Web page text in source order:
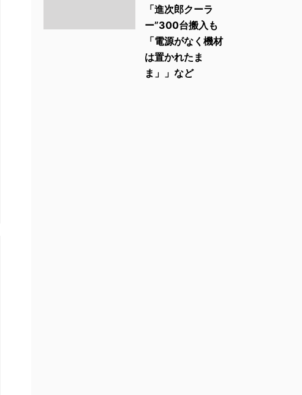
「進次郎クーラ
ー”300台搬入も
「電源がなく機材
は置かれたま
ま」」など